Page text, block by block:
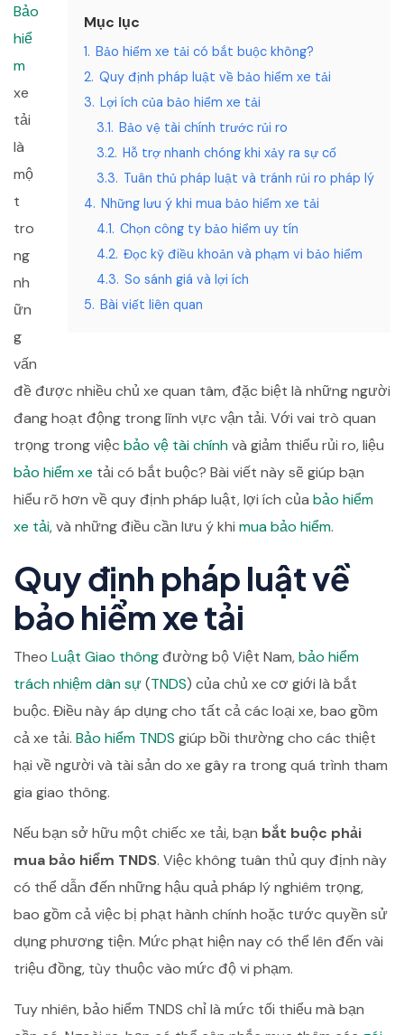
Mục lục
1. Bảo hiểm xe tải có bắt buộc không?
2. Quy định pháp luật về bảo hiểm xe tải
3. Lợi ích của bảo hiểm xe tải
3.1. Bảo vệ tài chính trước rủi ro
3.2. Hỗ trợ nhanh chóng khi xảy ra sự cố
3.3. Tuân thủ pháp luật và tránh rủi ro pháp lý
4. Những lưu ý khi mua bảo hiểm xe tải
4.1. Chọn công ty bảo hiểm uy tín
4.2. Đọc kỹ điều khoản và phạm vi bảo hiểm
4.3. So sánh giá và lợi ích
5. Bài viết liên quan
Bảo
hiể
m
xe
tải
là
mộ
t
tro
ng
nh
ữn
g
vấn
đề được nhiều chủ xe quan tâm, đặc biệt là những người
đang hoạt động trong lĩnh vực vận tải. Với vai trò quan
trọng trong việc bảo vệ tài chínhvà giảm thiểu rủi ro, liệu
bảo hiểm xe tải có bắt buộc? Bài viết này sẽ giúp bạn
hiểu rõ hơn về quy định pháp luật, lợi ích của bảo hiểm
xe tải, và những điều cần lưu ý khi mua bảo hiểm.
Quy định pháp luật về
bảo hiểm xe tải
Theo Luật Giao thôngđường bộ Việt Nam,bảo hiểm
trách nhiệm dân sự(TNDS) của chủ xe cơ giới là bắt
buộc. Điều này áp dụng cho tất cả các loại xe, bao gồm
cả xe tải. Bảo hiểm TNDS giúp bồi thường cho các thiệt
hại về người và tài sản do xe gây ra trong quá trình tham
gia giao thông.
Nếu bạn sở hữu một chiếc xe tải, bạn bắt buộc phải
mua bảo hiểm TNDS. Việc không tuân thủ quy định này
có thể dẫn đến những hậu quả pháp lý nghiêm trọng,
bao gồm cả việc bị phạt hành chính hoặc tước quyền sử
dụng phương tiện. Mức phạt hiện nay có thể lên đến vài
triệu đồng, tùy thuộc vào mức độ vi phạm.
Tuy nhiên, bảo hiểm TNDS chỉ là mức tối thiểu mà bạn